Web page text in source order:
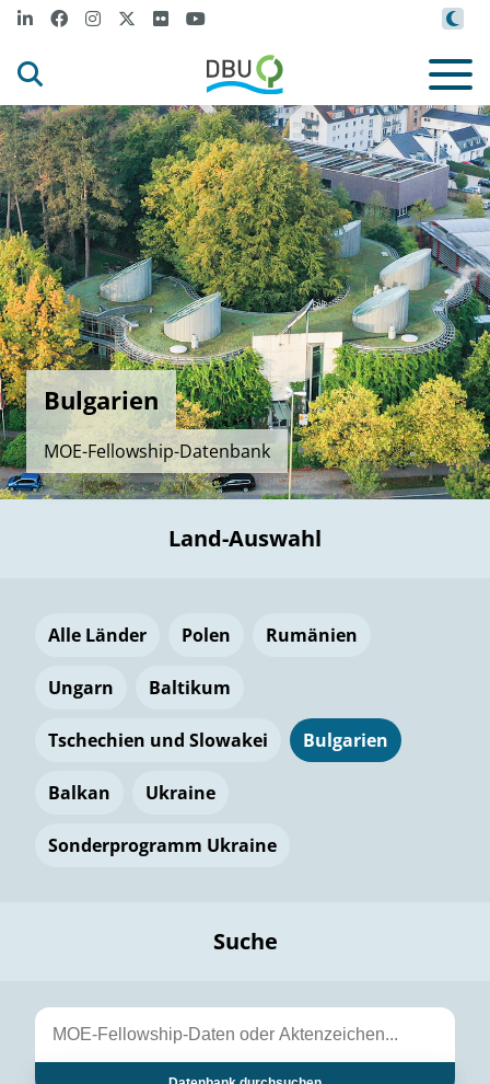
Bulgarien
MOE-Fellowship-Datenbank
Land-Auswahl
Alle Länder Polen Rumänien
Ungarn Baltikum
Tschechien und Slowakei Bulgarien
Balkan Ukraine
Sonderprogramm Ukraine
Suche